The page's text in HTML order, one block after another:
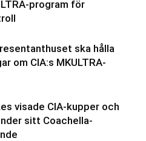
program för
ska hålla
om CIA:s MKULTRA-
visade CIA-kupper och
sitt Coachella-